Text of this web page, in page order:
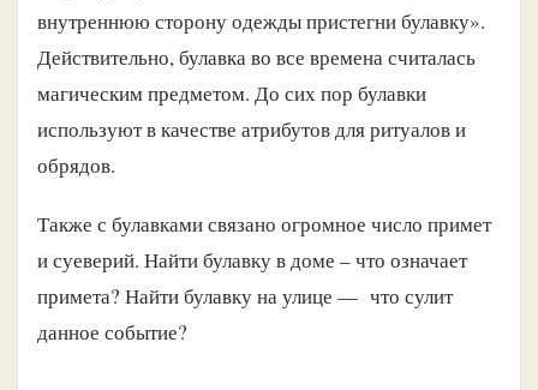
внутреннюю сторону одежды пристегни булавку».
Действительно, булавка во все времена считалась
магическим предметом. До сих пор булавки
используют в качестве атрибутов для ритуалов и
обрядов.
Также с булавками связано огромное число примет
и суеверий. Найти булавку в доме – что означает
примета? Найти булавку на улице — что сулит
данное событие?